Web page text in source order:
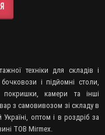
техніки для складів і
і підйомні столи,
покришки, камери та інші
з самовивозом зі складу в
оптом і в роздріб за
ТОВ Mirmex.